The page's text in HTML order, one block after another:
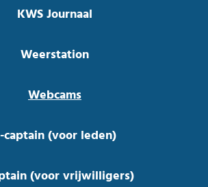
KWS Journaal
Weerstation
Webcams
captain (voor leden)
(voor vrijwilligers)